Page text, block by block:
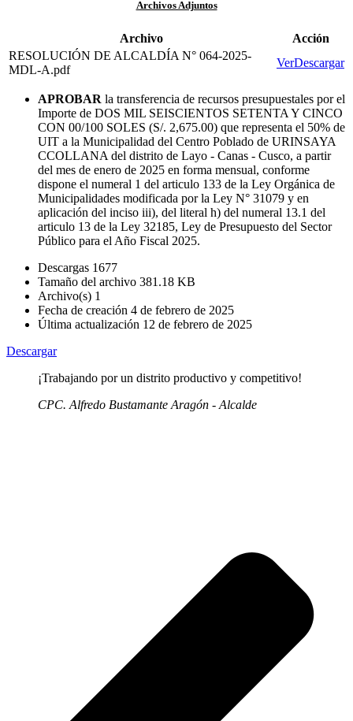
Archivos Adjuntos
Archivo
Acción
RESOLUCIÓN DE ALCALDÍA N° 064-2025-
MDL-A.pdf
VerDescargar
APROBAR la transferencia de recursos presupuestales por el
Importe de DOS MIL SEISCIENTOS SETENTA Y CINCO
CON 00/100 SOLES (S/. 2,675.00) que representa el 50% de
UIT a la Municipalidad del Centro Poblado de URINSAYA
CCOLLANA del distrito de Layo - Canas - Cusco, a partir
del mes de enero de 2025 en forma mensual, conforme
dispone el numeral 1 del articulo 133 de la Ley Orgánica de
Municipalidades modificada por la Ley N° 31079 y en
aplicación del inciso iii), del literal h) del numeral 13.1 del
articulo 13 de la Ley 32185, Ley de Presupuesto del Sector
Público para el Año Fiscal 2025.
Descargas 1677
Tamaño del archivo 381.18 KB
Archivo(s) 1
Fecha de creación 4 de febrero de 2025
Última actualización 12 de febrero de 2025
Descargar
¡Trabajando por un distrito productivo y competitivo!
CPC. Alfredo Bustamante Aragón - Alcalde